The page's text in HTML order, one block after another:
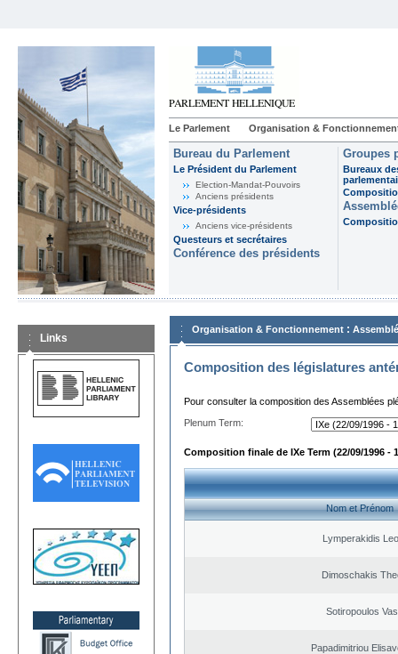
Le Parlement Organisation &
Bureau du Parlement
Le Président du Parlement
Election-Mandat-Pouvoirs
Anciens présidents
Vice-présidents
Anciens vice-présidents
Questeurs et secrétaires
Conférence des présidents
Groupes
Bureaux
Links
Organisation & Fonctionnement :
Composition des législatures
Pour consulter la composition des Assemblées
Plenum Term:
Composition finale de IXe Term (22/09/1996 -
Nom et Prénom
Lymperakidis
Dimoschakis
Sotiropoulos
Papadimitriou